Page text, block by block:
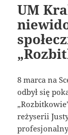
UM
8 marca na
odbył się
reżyserii